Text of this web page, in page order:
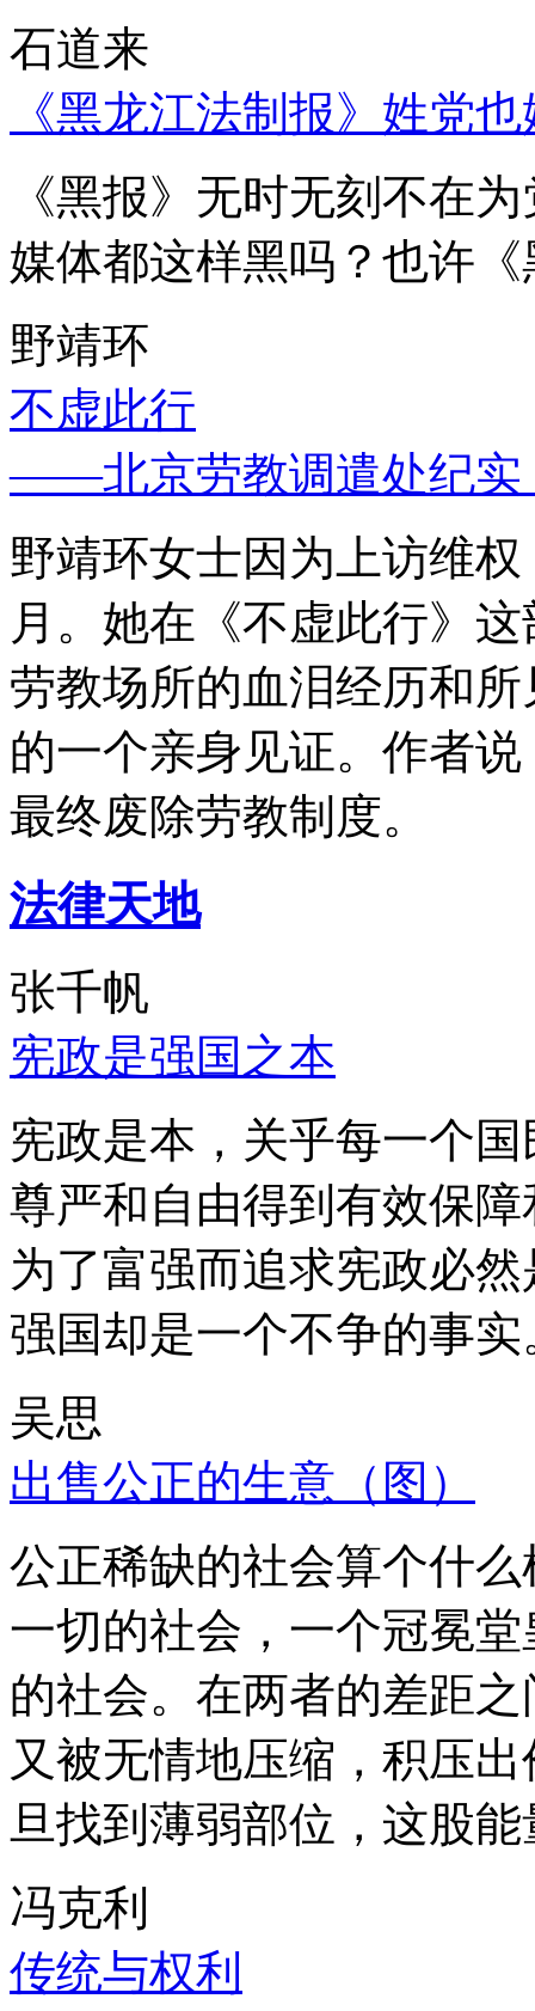
石道来
《黑龙江法制报》姓党
《黑报》无时无刻不在
媒体都这样黑吗？也许
野靖环
不虚此行
——北京劳教调遣处纪实
野靖环女士因为上访维
月。她在《不虚此行》
劳教场所的血泪经历和
的一个亲身见证。作者
最终废除劳教制度。
法律天地
张千帆
宪政是强国之本
宪政是本，关乎每一个
尊严和自由得到有效保
为了富强而追求宪政必
强国却是一个不争的事实
吴思
出售公正的生意（图）
公正稀缺的社会算个什
一切的社会，一个冠冕
的社会。在两者的差距
又被无情地压缩，积压
旦找到薄弱部位，这股
冯克利
传统与权利